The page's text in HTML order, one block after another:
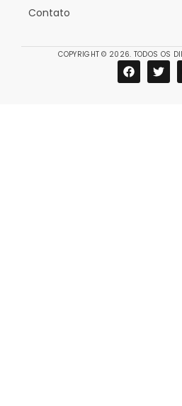
Contato
COPYRIGHT © 2026. TODOS OS